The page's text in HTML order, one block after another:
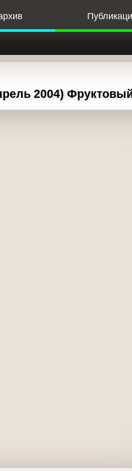
Публикации
2004) Фруктовый